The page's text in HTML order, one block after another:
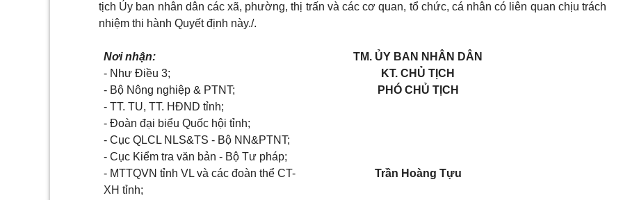
tịch Ủy ban nhân dân các xã, phường, thị trấn và các cơ quan, tổ chức, cá nhân có liên quan chịu trách
nhiệm thi hành Quyết định này./.
Nơi nhận:
- Như Điều 3;
- Bộ Nông nghiệp & PTNT;
- TT. TU, TT. HĐND tỉnh;
- Đoàn đại biểu Quốc hội tỉnh;
- Cục QLCL NLS&TS - Bộ NN&PTNT;
- Cục Kiểm tra văn bản - Bộ Tư pháp;
- MTTQVN tỉnh VL và các đoàn thể CT-
XH tỉnh;
TM. ỦY BAN NHÂN DÂN
KT. CHỦ TỊCH
PHÓ CHỦ TỊCH
Trần Hoàng Tựu